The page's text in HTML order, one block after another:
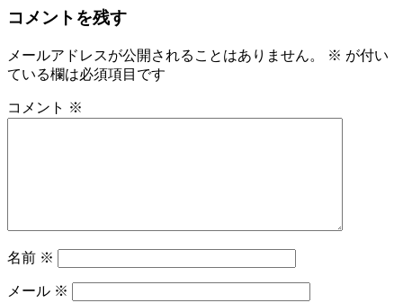
コメントを残す
メールアドレスが公開されることはありません。 ※ が付い
ている欄は必須項目です
コメント ※
名前 ※
メール ※